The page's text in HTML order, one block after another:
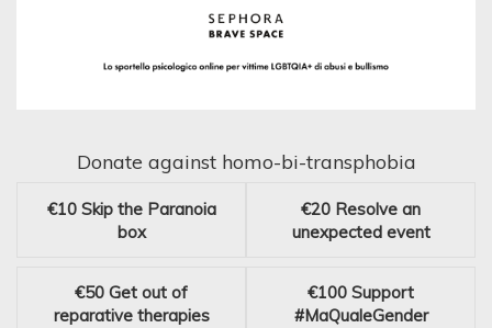
Donate against homo-bi-transphobia
€10 Skip the Paranoia
box
€20 Resolve an
unexpected event
€50 Get out of
reparative therapies
€100 Support
#MaQualeGender